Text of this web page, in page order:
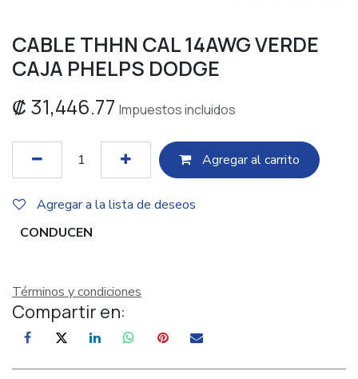
CABLE THHN CAL 14AWG VERDE
CAJA PHELPS DODGE
₡ 31,446.77 Impuestos incluidos
Agregar al c​​arrito
Agregar a la lista de deseos
CONDUCEN
Términos y condiciones
Compartir en: